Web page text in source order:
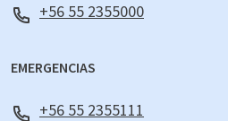
+56 55 2355000
EMERGENCIAS
+56 55 2355111